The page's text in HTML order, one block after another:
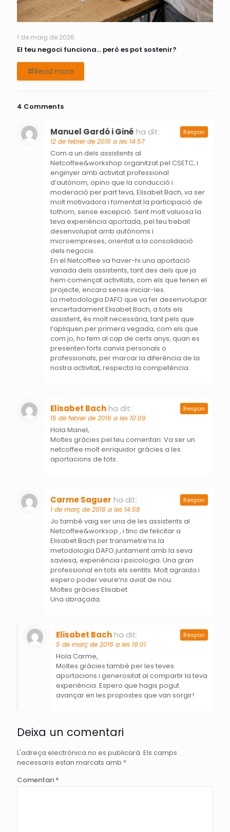
1 de maig de 2026
El teu negoci funciona… però es pot sostenir?
Read more
4 Comments
Manuel Gardó i Giné ha dit:
12 de febrer de 2016 a les 14:57
Com a un dels assistents al
Netcoffee&workshop organitzat pel CSETC, i
enginyer amb activitat professional
d’autònom, opino que la conducció i
moderació per part teva, Elisabet Bach, va ser
molt motivadora i fomentat la participació de
tothom, sense excepció. Sent molt valuosa la
teva experiència aportada, pel teu treball
desenvolupat amb autònoms i
microempreses, orientat a la consolidació
dels negocis.
En el Netcoffee va haver-hi una aportació
variada dels assistents, tant des dels que ja
hem començat activitats, com els que tenen el
projecte, encara sense iniciar-les.
La metodologia DAFO que va fer desenvolupar
encertadament Elisabet Bach, a tots els
assistent, és molt necessària, tant pels que
l’apliquen per primera vegada, com els que
com jo, ho fem al cap de certs anys, quan es
presenten forts canvis personals o
professionals, per marcar la diferència de la
nostra activitat, respecta la competència.
Respon
Elisabet Bachha dit:
15 de febrer de 2016 a les 10:09
Hola Manel,
Moltes gràcies pel teu comentari. Va ser un
netcoffee molt enriquidor gràcies a les
aportacions de tots.
Respon
Carme Saguer ha dit:
1 de març de 2016 a les 14:58
Jo també vaig ser una de les assistents al
Netcoffee&worksop , i tinc de felicitar a
Elisabet Bach per transmetre’ns la
metodologia DAFO juntament amb la seva
saviesa, experiència i psicologia. Una gran
professional en tots els sentits. Molt agraïda i
espero poder veure’ns aviat de nou.
Moltes gràcies Elisabet.
Una abraçada.
Respon
Elisabet Bachha dit:
5 de març de 2016 a les 19:01
Hola Carme,
Moltes gràcies també per les teves
aportacions i generositat al compartir la teva
experiència. Espero que hagis pogut
avançar en les propostes que van sorgir!
Respon
Deixa un comentari
L'adreça electrònica no es publicarà. Els camps
necessaris estan marcats amb *
Comentari *